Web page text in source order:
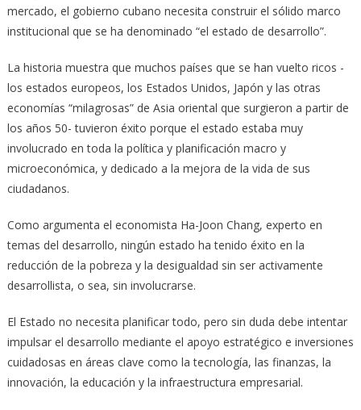
mercado, el gobierno cubano necesita construir el sólido marco
institucional que se ha denominado “el estado de desarrollo”.
La historia muestra que muchos países que se han vuelto ricos -
los estados europeos, los Estados Unidos, Japón y las otras
economías “milagrosas” de Asia oriental que surgieron a partir de
los años 50- tuvieron éxito porque el estado estaba muy
involucrado en toda la política y planificación macro y
microeconómica, y dedicado a la mejora de la vida de sus
ciudadanos.
Como argumenta el economista Ha-Joon Chang, experto en
temas del desarrollo, ningún estado ha tenido éxito en la
reducción de la pobreza y la desigualdad sin ser activamente
desarrollista, o sea, sin involucrarse.
El Estado no necesita planificar todo, pero sin duda debe intentar
impulsar el desarrollo mediante el apoyo estratégico e inversiones
cuidadosas en áreas clave como la tecnología, las finanzas, la
innovación, la educación y la infraestructura empresarial.